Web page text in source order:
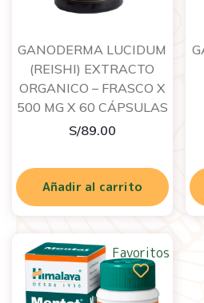
GANODERMA LUCIDUM
(REISHI) EXTRACTO
ORGANICO – FRASCO X
500 MG X 60 CÁPSULAS
S/89.00
Añadir al carrito
Favoritos